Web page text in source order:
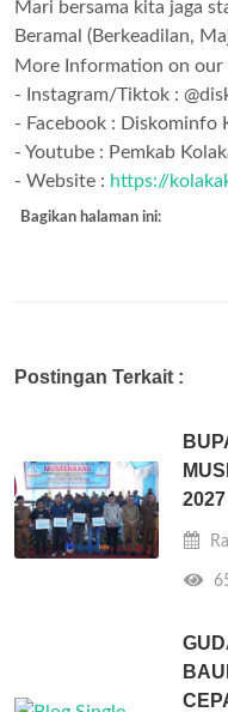
Mari bersama kita jaga
Beramal (Berkeadilan,
More Information on our
- Instagram/Tiktok :
- Facebook : Diskominfo
- Youtube : Pemkab
- Website : https://
Bagikan halaman ini:
Postingan Terkait :